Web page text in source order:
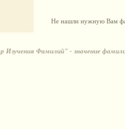
Не нашли нужную Вам
Фамилий" - значение